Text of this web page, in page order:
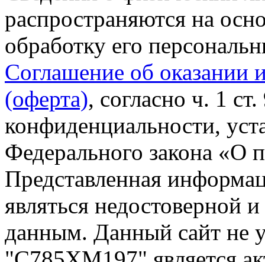
распространяются на
обработку его
Соглашение об оказании
(оферта), согласно ч. 1
конфиденциальности,
Федерального закона «О
Представленная
являться недостоверной
данным. Данный сайт не